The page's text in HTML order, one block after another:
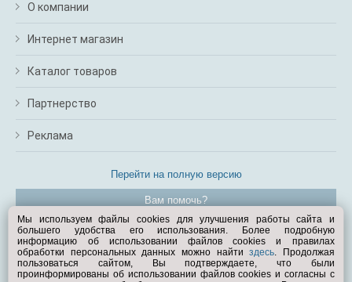
О компании
Интернет магазин
Каталог товаров
Партнерство
Реклама
Перейти на полную версию
Вам помочь?
© Exist.ru 1998—2026
Мы используем файлы cookies для улучшения работы сайта и
большего удобства его использования. Более подробную
информацию об использовании файлов cookies и правилах
обработки персональных данных можно найтиздесь. Продолжая
пользоваться сайтом, Вы подтверждаете, что были
проинформированы об использовании файлов cookies и согласны с